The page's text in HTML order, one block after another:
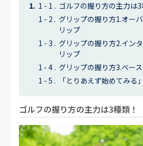
ゴルフの握り方の主力は3
グリップの握り方1.オー
リップ
グリップの握り方2.イン
リップ
グリップの握り方3.ベー
「とりあえず始めてみる
ゴルフの握り方の主力は3種類！